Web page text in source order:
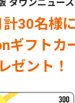
タウンニュー
計30名様に
ギフトカ
ゼント！